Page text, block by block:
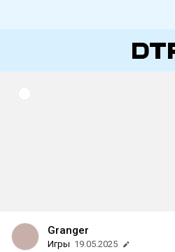
Granger
Игры 19.05.2025